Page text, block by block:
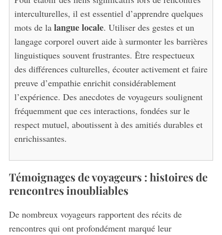
interculturelles, il est essentiel d’apprendre quelques
mots de la langue locale. Utiliser des gestes et un
langage corporel ouvert aide à surmonter les barrières
linguistiques souvent frustrantes. Être respectueux
des différences culturelles, écouter activement et faire
preuve d’empathie enrichit considérablement
l’expérience. Des anecdotes de voyageurs soulignent
fréquemment que ces interactions, fondées sur le
respect mutuel, aboutissent à des amitiés durables et
enrichissantes.
Témoignages de voyageurs : histoires de
rencontres inoubliables
De nombreux voyageurs rapportent des récits de
rencontres qui ont profondément marqué leur